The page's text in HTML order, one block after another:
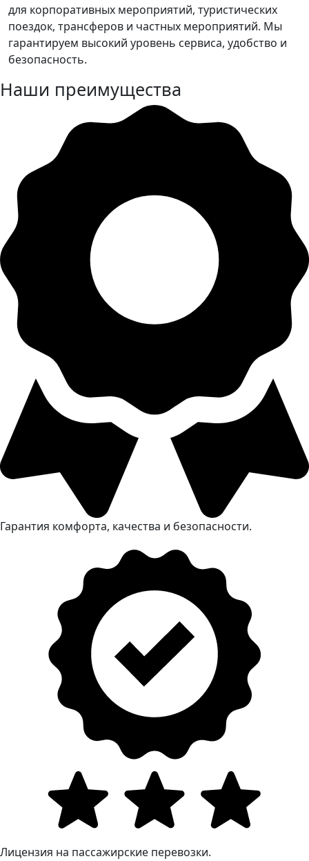
для корпоративных мероприятий, туристических
поездок, трансферов и частных мероприятий. Мы
гарантируем высокий уровень сервиса, удобство и
безопасность.
Наши преимущества
Гарантия комфорта, качества и безопасности.
Лицензия на пассажирские перевозки.